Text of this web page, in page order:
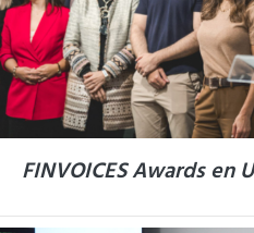
FINVOICES Awards en